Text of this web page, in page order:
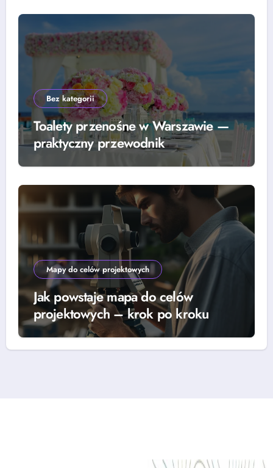
Bez kategorii
Toalety przenośne w Warszawie —
praktyczny przewodnik
Mapy do celów projektowych
Jak powstaje mapa do celów
projektowych – krok po kroku